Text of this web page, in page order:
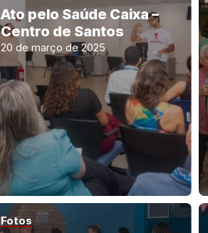
Ato pelo Saúde Caixa –
Centro de Santos
20 de março de 2025
Fotos